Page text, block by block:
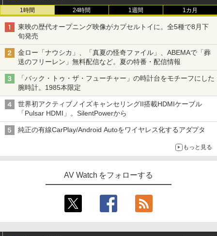
1時間 24時間 1週間 1カ月
東映の歴代オープニング映像がカプセルトイに。全5種で8月下
旬発売
金ロー「ナウシカ」、「真夏の怪奇ファイル」、ABEMAで「葬
送のフリーレン」無料配信など。夏の特番・配信情報
「バック・トゥ・ザ・フューチャー」の時計台をモチーフにした
腕時計。1985本限定
世界初アクティブノイズキャンセリングII搭載HDMIケーブル
「Pulsar HDMI」。SilentPowerから
純正の有線CarPlay/Android Autoをワイヤレス化するアダプタ
もっと見る
AV Watch をフォローする